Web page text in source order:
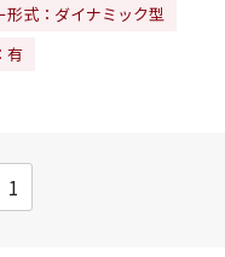
形式：ダイナミック型
有